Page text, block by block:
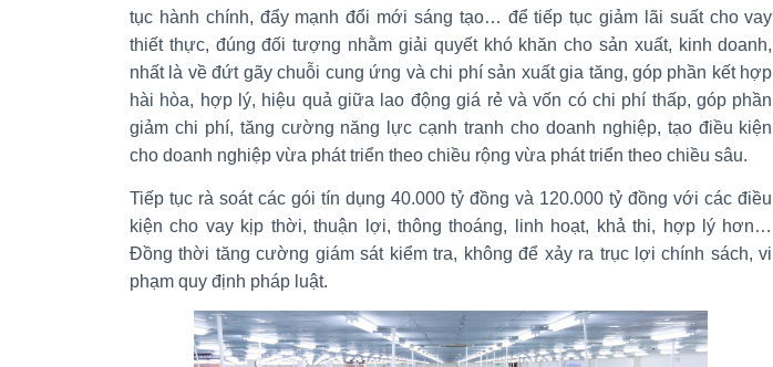
tục hành chính, đẩy mạnh đổi mới sáng tạo… để tiếp tục giảm lãi suất cho vay
thiết thực, đúng đối tượng nhằm giải quyết khó khăn cho sản xuất, kinh doanh,
nhất là về đứt gãy chuỗi cung ứng và chi phí sản xuất gia tăng, góp phần kết hợp
hài hòa, hợp lý, hiệu quả giữa lao động giá rẻ và vốn có chi phí thấp, góp phần
giảm chi phí, tăng cường năng lực cạnh tranh cho doanh nghiệp, tạo điều kiện
cho doanh nghiệp vừa phát triển theo chiều rộng vừa phát triển theo chiều sâu.
Tiếp tục rà soát các gói tín dụng 40.000 tỷ đồng và 120.000 tỷ đồng với các điều
kiện cho vay kịp thời, thuận lợi, thông thoáng, linh hoạt, khả thi, hợp lý hơn…
Đồng thời tăng cường giám sát kiểm tra, không để xảy ra trục lợi chính sách, vi
phạm quy định pháp luật.